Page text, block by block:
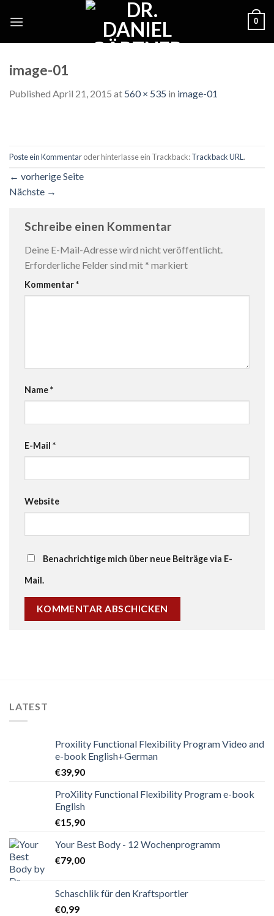
0
image-01
Published April 21, 2015 at 560 × 535 in image-01
Poste ein Kommentaroder hinterlasse ein Trackback:Trackback URL .
← vorherige Seite
Nächste →
Schreibe einen Kommentar
Deine E-Mail-Adresse wird nicht veröffentlicht.
Erforderliche Felder sind mit * markiert
Kommentar*
Name*
E-Mail *
Website
Benachrichtige mich über neue Beiträge via E-
Mail.
LATEST
Proxility Functional Flexibility Program Video and
e-book English+German
€39,90
ProXility Functional Flexibility Program e-book
English
€15,90
Your Best Body - 12 Wochenprogramm
€79,00
Schaschlik für den Kraftsportler
€0,99